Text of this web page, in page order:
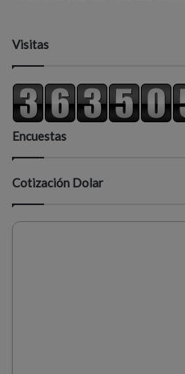
Visitas
Encuestas
Cotización Dolar